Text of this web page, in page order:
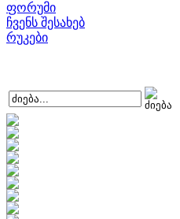
ფორუმი
ჩვენს შესახებ
რუკები